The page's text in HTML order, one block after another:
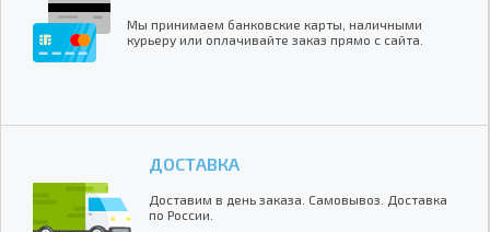
Мы принимаем банковские карты, наличными
курьеру или оплачивайте заказ прямо с сайта.
ДОСТАВКА
Доставим в день заказа. Самовывоз. Доставка
по России.